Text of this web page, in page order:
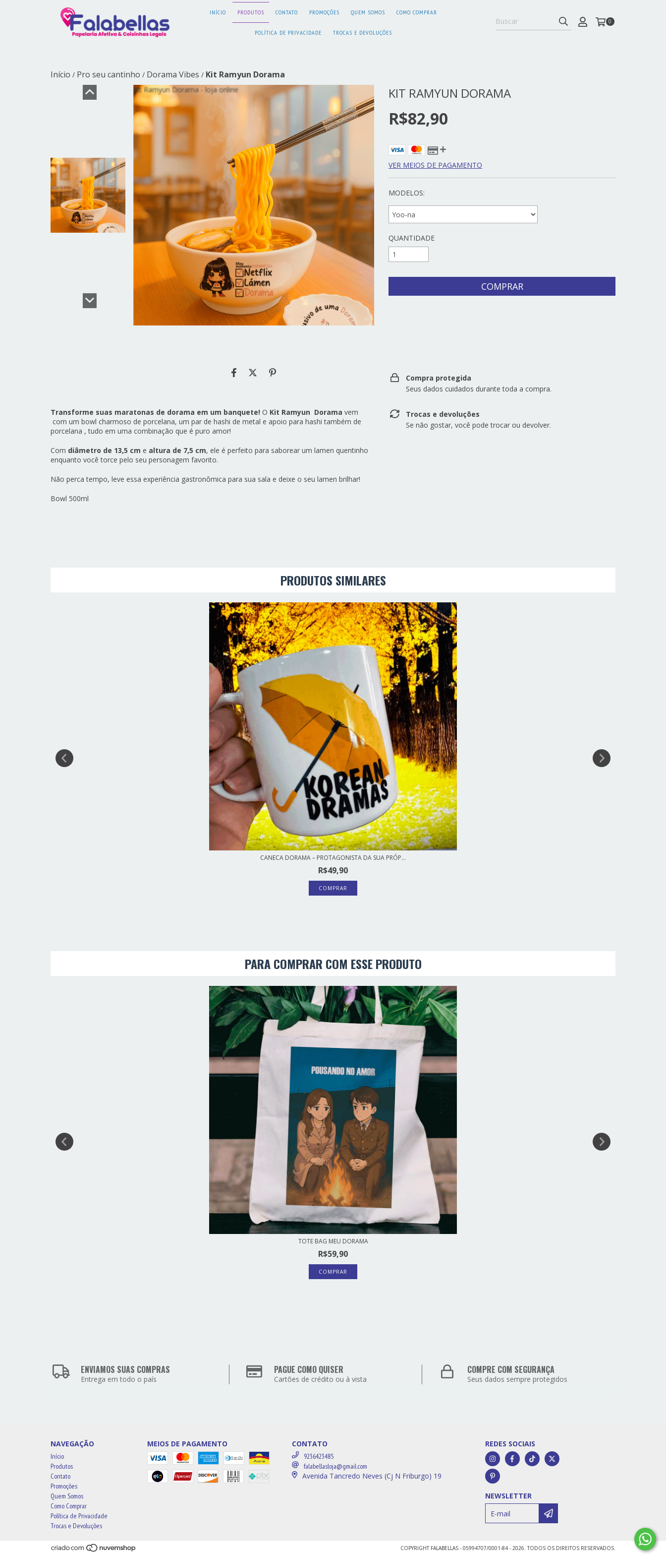
INÍCIO PRODUTOS CONTATO PROMOÇÕES QUEM SOMOS COMO COMPRAR
POLÍTICA DE PRIVACIDADE TROCAS E DEVOLUÇÕES
0
Início / Pro seu cantinho / Dorama Vibes / Kit Ramyun Dorama
Transforme suas maratonas de dorama em um banquete! O Kit Ramyun Dorama vem
com um bowl charmoso de porcelana, um par de hashi de metal e apoio para hashi também de
porcelana , tudo em uma combinação que é puro amor!
Com diâmetro de 13,5 cm e altura de 7,5 cm, ele é perfeito para saborear um lamen quentinho
enquanto você torce pelo seu personagem favorito.
Não perca tempo, leve essa experiência gastronômica para sua sala e deixe o seu lamen brilhar!
Bowl 500ml
KIT RAMYUN DORAMA
R$82,90
VER MEIOS DE PAGAMENTO
MODELOS:
QUANTIDADE
Compra protegida
Seus dados cuidados durante toda a compra.
Trocas e devoluções
Se não gostar, você pode trocar ou devolver.
PRODUTOS SIMILARES
CANECA DORAMA – PROTAGONISTA DA SUA PRÓP...
R$49,90
COMPRAR
PARA COMPRAR COM ESSE PRODUTO
TOTE BAG MEU DORAMA
R$59,90
COMPRAR
ENVIAMOS SUAS COMPRAS
Entrega em todo o país
PAGUE COMO QUISER
Cartões de crédito ou à vista
COMPRE COM SEGURANÇA
Seus dados sempre protegidos
NAVEGAÇÃO
Início
Produtos
Contato
Promoções
Quem Somos
Como Comprar
Política de Privacidade
Trocas e Devoluções
MEIOS DE PAGAMENTO CONTATO
9236423485
falabellasloja@gmail.com
Avenida Tancredo Neves (Cj N Friburgo) 19
REDES SOCIAIS
NEWSLETTER
COPYRIGHT FALABELLAS - 05994707/0001-84 - 2026. TODOS OS DIREITOS RESERVADOS.